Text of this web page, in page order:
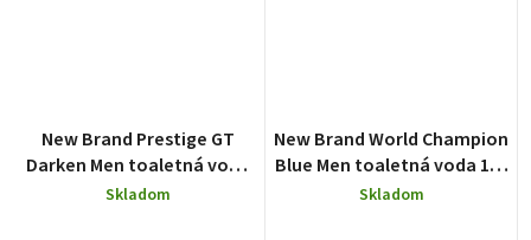
New Brand Prestige GT
Darken Men toaletná voda
100 ml
Skladom
New Brand World Champion
Blue Men toaletná voda 100
ml
Skladom